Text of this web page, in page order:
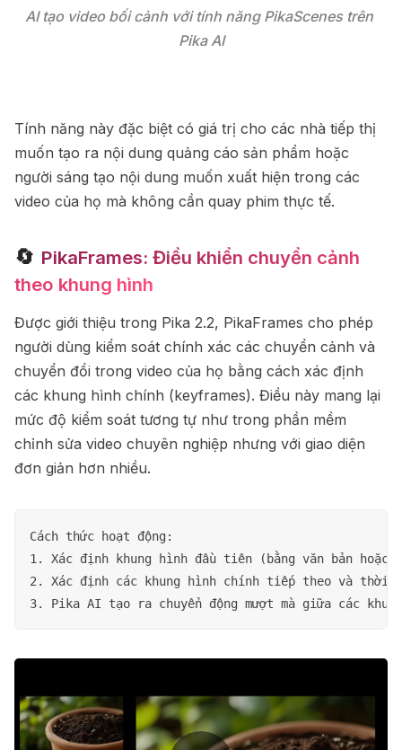
AI tạo video bối cảnh với tính năng PikaScenes trên
Pika AI
Tính năng này đặc biệt có giá trị cho các nhà tiếp thị
muốn tạo ra nội dung quảng cáo sản phẩm hoặc
người sáng tạo nội dung muốn xuất hiện trong các
video của họ mà không cần quay phim thực tế.
🔄 PikaFrames: Điều khiển chuyển cảnh
theo khung hình
Được giới thiệu trong Pika 2.2, PikaFrames cho phép
người dùng kiểm soát chính xác các chuyển cảnh và
chuyển đổi trong video của họ bằng cách xác định
các khung hình chính (keyframes). Điều này mang lại
mức độ kiểm soát tương tự như trong phần mềm
chỉnh sửa video chuyên nghiệp nhưng với giao diện
đơn giản hơn nhiều.
Cách thức hoạt động:
1. Xác định khung hình đầu tiên (bằng văn bản hoặc
2. Xác định các khung hình chính tiếp theo và thời